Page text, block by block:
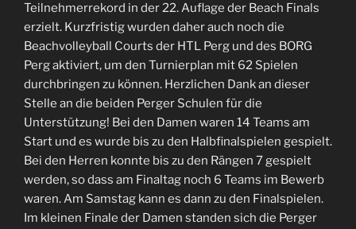
Teilnehmerrekord in der 22. Auflage der Beach Finals
erzielt. Kurzfristig wurden daher auch noch die
Beachvolleyball Courts der HTL Perg und des BORG
Perg aktiviert, um den Turnierplan mit 62 Spielen
durchbringen zu können. Herzlichen Dank an dieser
Stelle an die beiden Perger Schulen für die
Unterstützung! Bei den Damen waren 14 Teams am
Start und es wurde bis zu den Halbfinalspielen gespielt.
Bei den Herren konnte bis zu den Rängen 7 gespielt
werden, so dass am Finaltag noch 6 Teams im Bewerb
waren. Am Samstag kann es dann zu den Finalspielen.
Im kleinen Finale der Damen standen sich die Perger